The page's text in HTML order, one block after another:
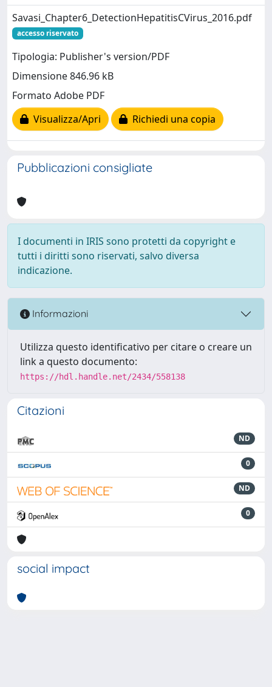
Savasi_Chapter6_DetectionHepatitisCVirus_2016.pdf
accesso riservato
Tipologia: Publisher's version/PDF
Dimensione 846.96 kB
Formato Adobe PDF
Visualizza/Apri
Richiedi una copia
Pubblicazioni consigliate
I documenti in IRIS sono protetti da copyright e
tutti i diritti sono riservati, salvo diversa
indicazione.
Informazioni
Utilizza questo identificativo per citare o creare un
link a questo documento:
https://hdl.handle.net/2434/558138
Citazioni
ND
0
ND
0
social impact